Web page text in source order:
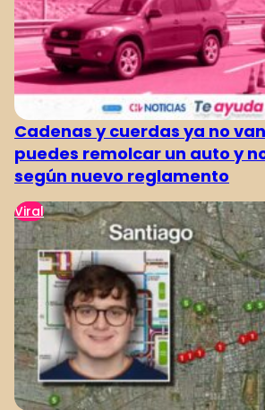
Cadenas y cuerdas ya no
puedes remolcar un auto y
según nuevo reglamento
Viral